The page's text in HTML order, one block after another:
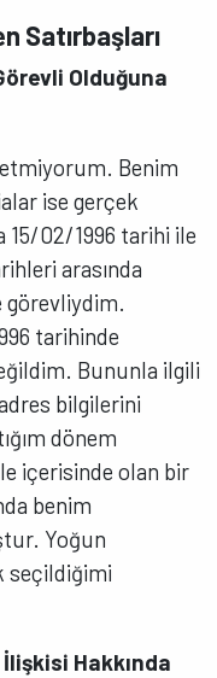
Satırbaşları
Olduğuna
etmiyorum. Benim
ise gerçek
15/02/1996 tarihi ile
arasında
tarihinde
Bununla ilgili
bilgilerini
dönem
içerisinde olan bir
benim
Yoğun
seçildiğimi
Hakkında